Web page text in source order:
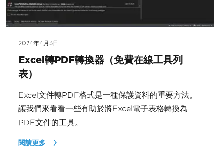
2024年4月3日
Excel轉PDF轉換器（免費在線工具列
表）
Excel文件轉PDF格式是一種保護資料的重要方法。
讓我們來看看一些有助於將Excel電子表格轉換為
PDF文件的工具。
閱讀更多